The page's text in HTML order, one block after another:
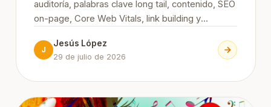
auditoría, palabras clave long tail, contenido, SEO
on-page, Core Web Vitals, link building y
necesitas para posicionar tu web desde cero,
paso a paso.
J
Jesús López
29 de julio de 2026